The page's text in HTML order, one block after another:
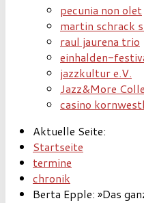
pecunia non olet
martin schrack
raul jaurena trio
einhalden-
jazzkultur e.V.
Jazz&More
casino
Aktuelle Seite:
Startseite
termine
chronik
Berta Epple: »Das